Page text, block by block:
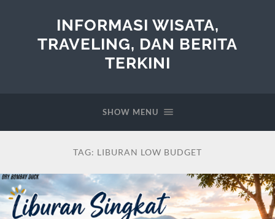
INFORMASI WISATA,
TRAVELING, DAN BERITA
TERKINI
SHOW MENU
TAG: LIBURAN LOW BUDGET